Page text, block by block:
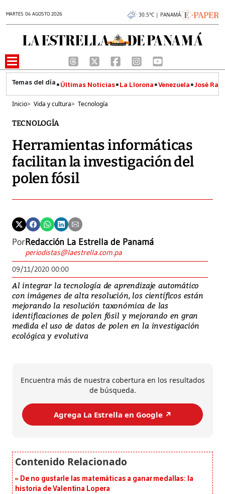
MARTES 04 AGOSTO 2026 30.5°C | PANAMÁ
Últimas Noticias La Llorona Venezuela José
Inicio> Vida y cultura> Tecnología
TECNOLOGÍA
Herramientas informáticas
facilitan la investigación del
polen fósil
PorRedacción La Estrella de Panamá
periodistas@laestrella.com.pa
09/11/2020 00:00
Al integrar la tecnología de aprendizaje automático
con imágenes de alta resolución, los científicos están
mejorando la resolución taxonómica de las
identificaciones de polen fósil y mejorando en gran
medida el uso de datos de polen en la investigación
ecológica y evolutiva
Encuentra más de nuestra cobertura en los resultados
de búsqueda.
Agrega La Estrella en Google ↗️
De no gustarle las matemáticas a ganar medallas: la
historia de Valentina Lopera